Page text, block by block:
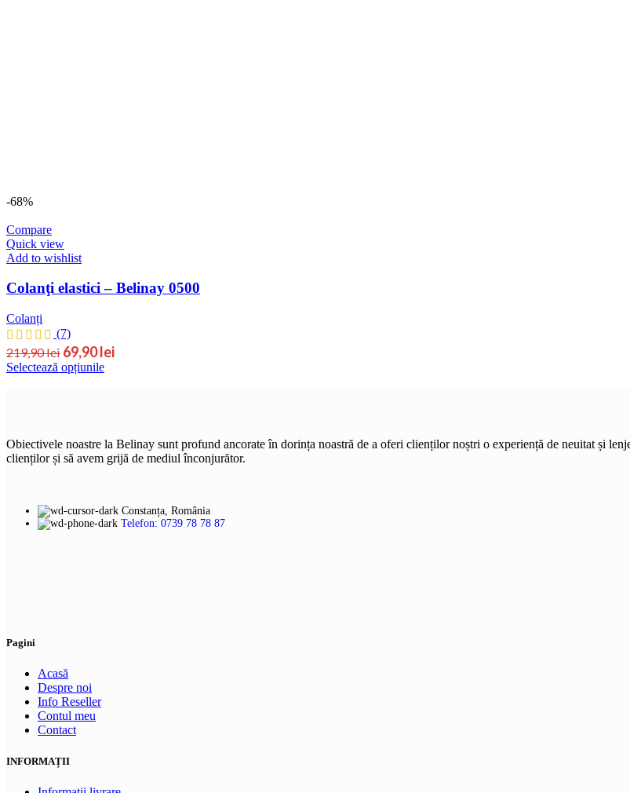
-68%
Compare
Quick view
Add to wishlist
Colanţi elastici – Belinay 0500
Colanți
(7)
219,90lei 69,90lei
Selectează opțiunile
Obiectivele noastre la Belinay sunt profund ancorate în dorința noastră de a oferi clienților noștri o experiență de neuitat și
clienților și să avem grijă de mediul înconjurător.
Constanța, România
Telefon: 0739 78 78 87
Pagini
Acasă
Despre noi
Info Reseller
Contul meu
Contact
INFORMAȚII